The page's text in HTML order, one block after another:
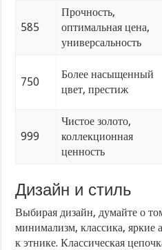
585
Прочность,
оптимальная цена,
универсальность
750
Более насыщенный
цвет, престиж
999
Чистое золото,
коллекционная
ценность
Дизайн и стиль
Выбирая дизайн, думайте о
минимализм, классика, яркие
к этнике. Классическая